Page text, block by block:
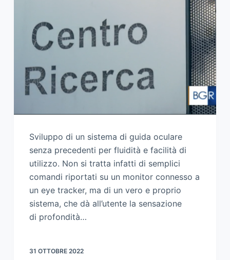
Sviluppo di un sistema di guida oculare
senza precedenti per fluidità e facilità di
utilizzo. Non si tratta infatti di semplici
comandi riportati su un monitor connesso a
un eye tracker, ma di un vero e proprio
sistema, che dà all’utente la sensazione
di profondità…
31 OTTOBRE 2022